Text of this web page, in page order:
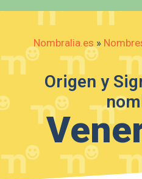
Nombralia.es »
Origen y